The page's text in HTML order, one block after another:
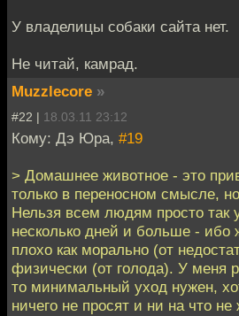
У владелицы собаки сайта нет.
Не читай, камрад.
Muzzlecore »
#22 | 18.03.11 23:12
Кому: Дэ Юра, #19
> Домашнее животное - это
только в переносном смысле,
Нельзя всем людям просто так
несколько дней и больше - ибо
плохо как морально (от
физически (от голода). У меня
то минимальный уход нужен,
ничего не просят и ни на что